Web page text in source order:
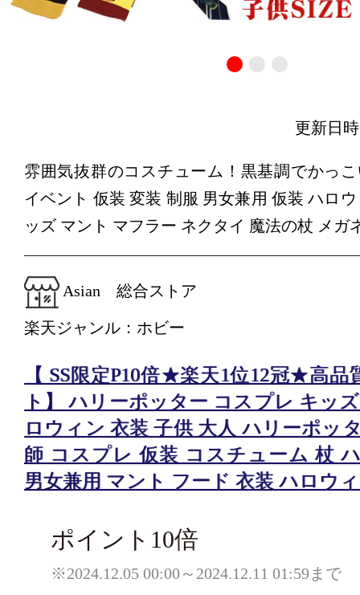
更新日
雰囲気抜群のコスチューム！黒基調でかっ
イベント 仮装 変装 制服 男女兼用 仮装 ハロ
ッズ マント マフラー ネクタイ 魔法の杖 メガ
Asian 総合ストア
楽天ジャンル：ホビー
【 SS限定P10倍★楽天1位12冠★高品
ト】 ハリーポッター コスプレ キッ
ロウィン 衣装 子供 大人 ハリーポッ
師 コスプレ 仮装 コスチューム 杖
男女兼用 マント フード 衣装 ハロウ
ポイント10倍
※2024.12.05 00:00～2024.12.11 01:59まで